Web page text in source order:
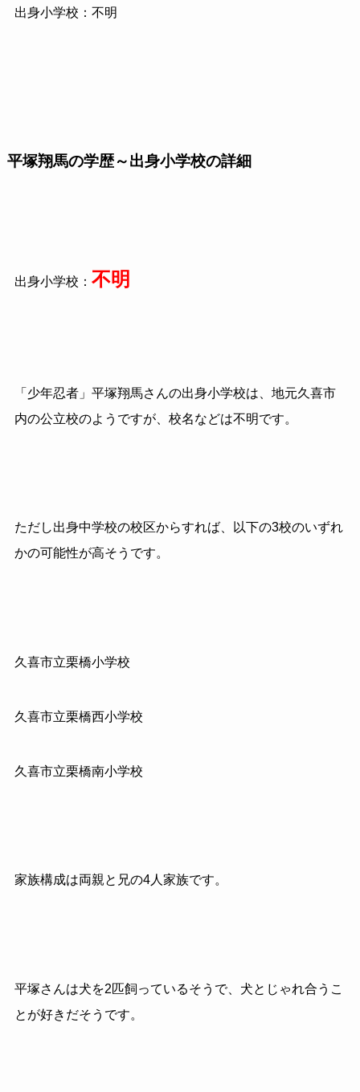
出身小学校：不明
平塚翔馬の学歴～出身小学校の詳細
出身小学校： 不明
「少年忍者」平塚翔馬さんの出身小学校は、地元久喜市
内の公立校のようですが、校名などは不明です。
ただし出身中学校の校区からすれば、以下の3校のいずれ
かの可能性が高そうです。
久喜市立栗橋小学校
久喜市立栗橋西小学校
久喜市立栗橋南小学校
家族構成は両親と兄の4人家族です。
平塚さんは犬を2匹飼っているそうで、犬とじゃれ合うこ
とが好きだそうです。